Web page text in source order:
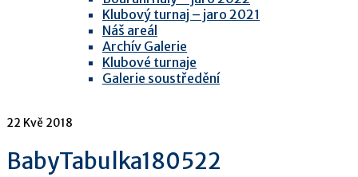
Klubový turnaj – jaro 2021
Náš areál
Archív Galerie
Klubové turnaje
Galerie soustředění
22 Kvě 2018
BabyTabulka180522